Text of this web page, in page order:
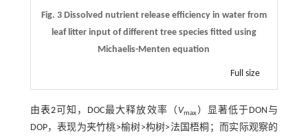
Fig. 3 Dissolved nutrient release efficiency in water from
leaf litter input of different tree species fitted using
Michaelis-Menten equation
Full size
由 表2可知，DOC最大释放效率（ Vmax）显著低于DON与
DOP，表现为夹竹桃>榆树>构树>法国梧桐；而实际观察的